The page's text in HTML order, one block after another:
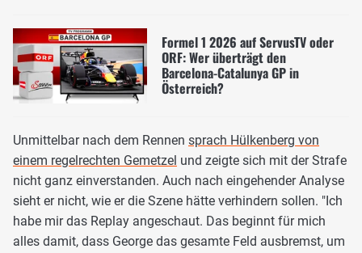
Formel 1 2026 auf ServusTV oder
ORF: Wer überträgt den
Barcelona-Catalunya GP in
Österreich?
Unmittelbar nach dem Rennen sprach Hülkenberg von
einem regelrechten Gemetzel und zeigte sich mit der Strafe
nicht ganz einverstanden. Auch nach eingehender Analyse
sieht er nicht, wie er die Szene hätte verhindern sollen. "Ich
habe mir das Replay angeschaut. Das beginnt für mich
alles damit, dass George das gesamte Feld ausbremst, um